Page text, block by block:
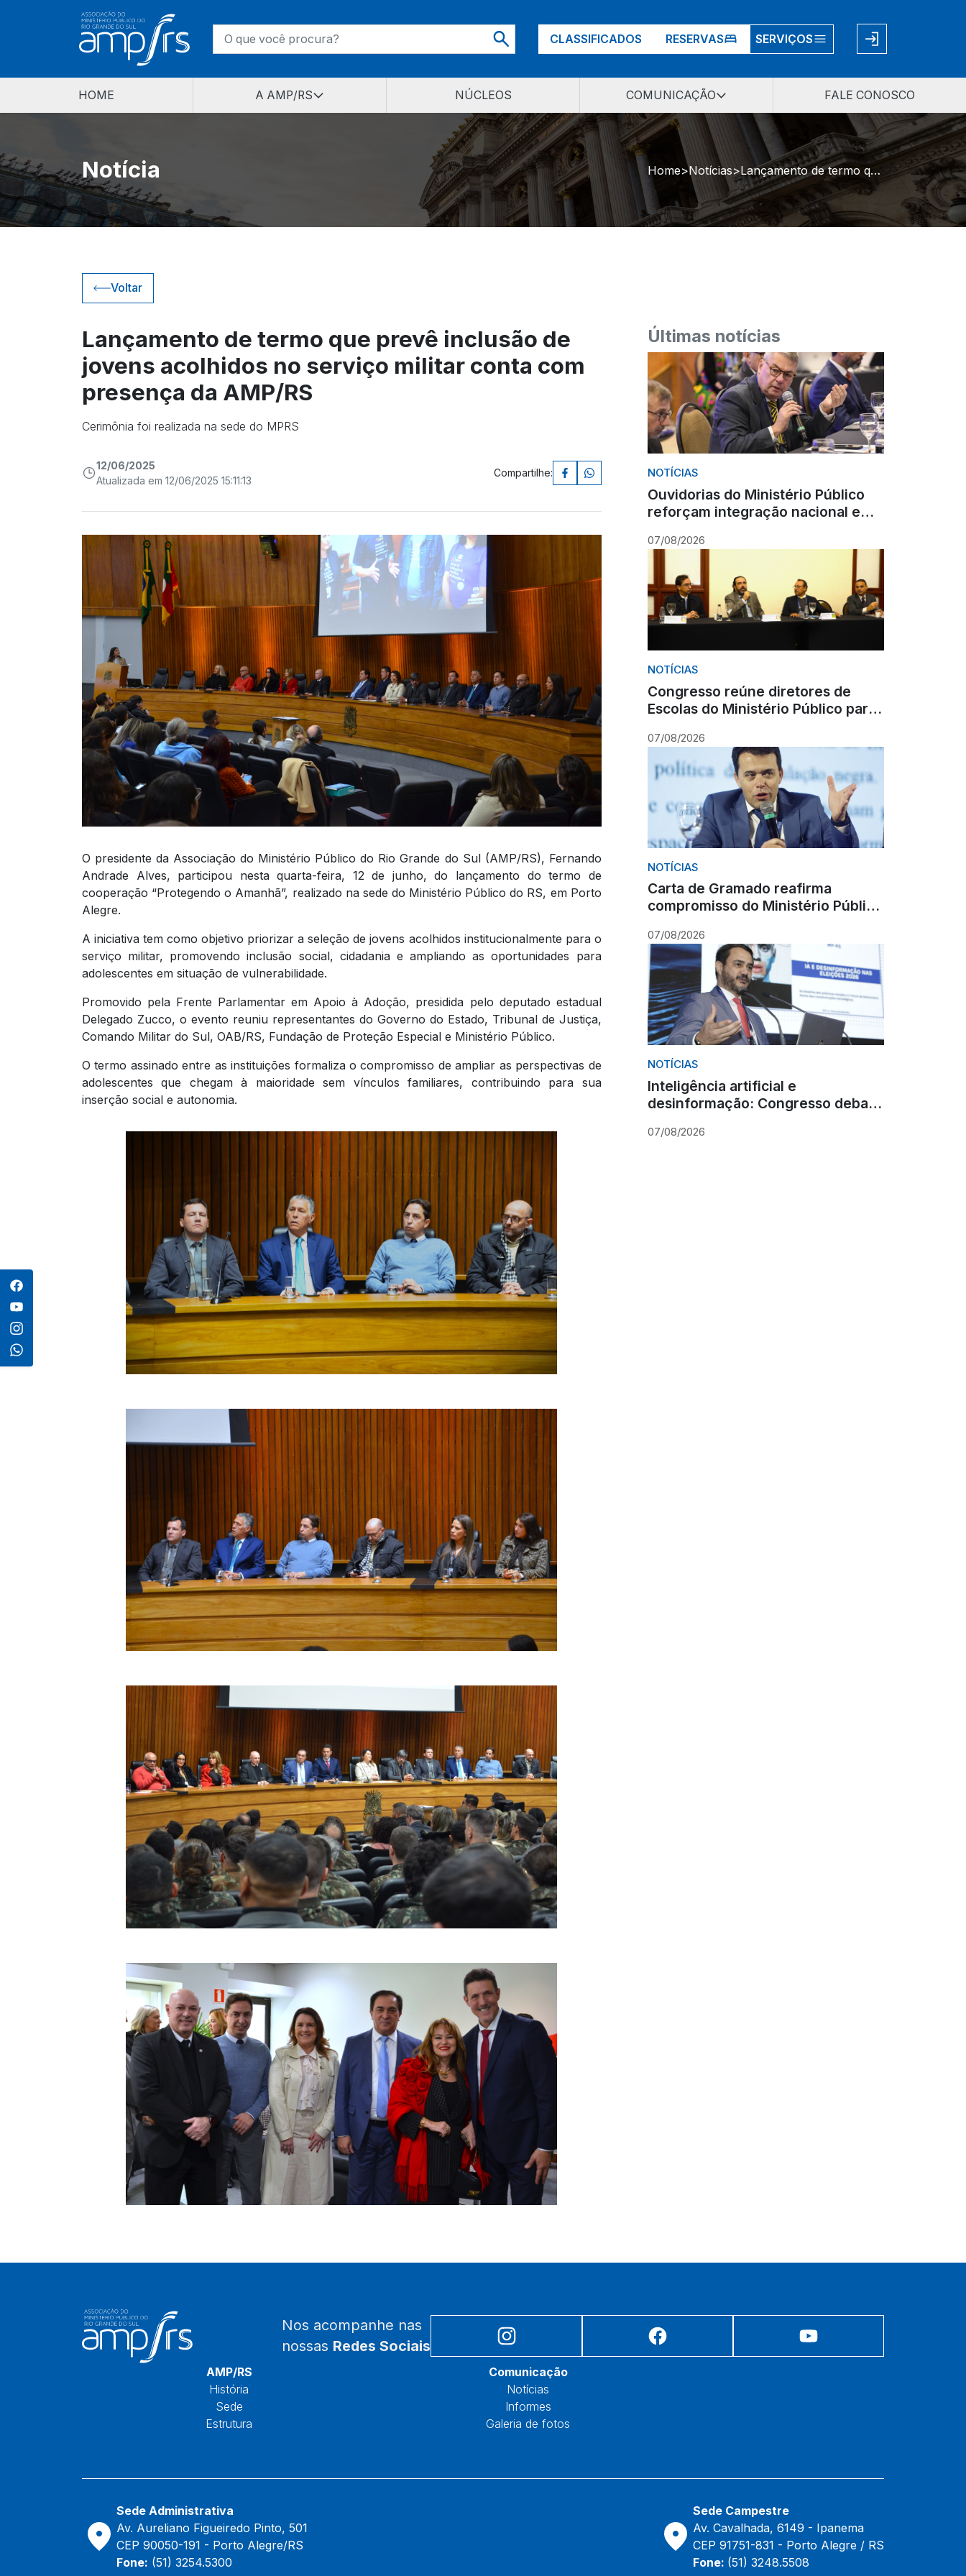
CLASSIFICADOS RESERVAS SERVIÇOS
HOME A AMP/RS NÚCLEOS COMUNICAÇÃO FALE CONOSCO
Notícia Home Notícias Lançamento de termo que prevê inclusão de jovens acolhidos no serviço militar conta com presença da AMP/RS
Voltar
Lançamento de termo que prevê inclusão de
jovens acolhidos no serviço militar conta com
presença da AMP/RS
Cerimônia foi realizada na sede do MPRS
12/06/2025
Atualizada em 12/06/2025 15:11:13
Compartilhe:
O presidente da Associação do Ministério Público do Rio Grande do Sul (AMP/RS), Fernando
Andrade Alves, participou nesta quarta-feira, 12 de junho, do lançamento do termo de
cooperação “Protegendo o Amanhã”, realizado na sede do Ministério Público do RS, em Porto
Alegre.
A iniciativa tem como objetivo priorizar a seleção de jovens acolhidos institucionalmente para o
serviço militar, promovendo inclusão social, cidadania e ampliando as oportunidades para
adolescentes em situação de vulnerabilidade.
Promovido pela Frente Parlamentar em Apoio à Adoção, presidida pelo deputado estadual
Delegado Zucco, o evento reuniu representantes do Governo do Estado, Tribunal de Justiça,
Comando Militar do Sul, OAB/RS, Fundação de Proteção Especial e Ministério Público.
O termo assinado entre as instituições formaliza o compromisso de ampliar as perspectivas de
adolescentes que chegam à maioridade sem vínculos familiares, contribuindo para sua
inserção social e autonomia.
Últimas notícias
NOTÍCIAS
Ouvidorias do Ministério Público
reforçam integração nacional em
07/08/2026
NOTÍCIAS
Congresso reúne diretores de
Escolas do Ministério Público para
07/08/2026
NOTÍCIAS
Carta de Gramado reafirma
compromisso do Ministério Público
Constituição
07/08/2026
NOTÍCIAS
Inteligência artificial e
desinformação: Congresso debate
07/08/2026
Nos acompanhe nas
nossas Redes Sociais
AMP/RS
História
Sede
Estrutura
Comunicação
Notícias
Informes
Galeria de fotos
Sede Administrativa
Av. Aureliano Figueiredo Pinto, 501
CEP 90050-191 - Porto Alegre/RS
Fone: (51) 3254.5300
Sede Campestre
Av. Cavalhada, 6149 - Ipanema
CEP 91751-831 - Porto Alegre / RS
Fone: (51) 3248.5508